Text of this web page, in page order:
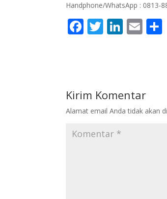
Handphone/WhatsApp : 0813-
F
o
o
k
T Li
dI
n
E
Kirim Komentar
Alamat email Anda tidak akan